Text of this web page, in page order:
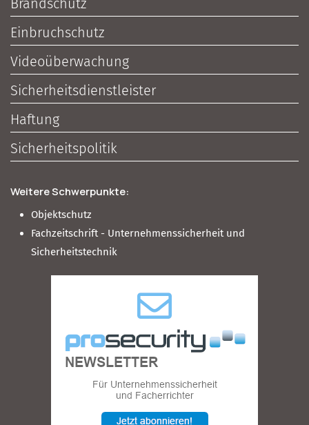
Brandschutz
Einbruchschutz
Videoüberwachung
Sicherheitsdienstleister
Haftung
Sicherheitspolitik
Weitere Schwerpunkte:
Objektschutz
Fachzeitschrift - Unternehmenssicherheit und
Sicherheitstechnik